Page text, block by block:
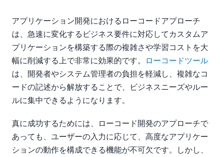
アプリケーション開発におけるローコードアプローチ
は、急速に変化するビジネス要件に対応してカスタムア
プリケーションを構築する際の複雑さや学習コストを大
幅に削減する上で非常に効果的です。
ローコードツール
は、開発者やシステム管理者の負担を軽減し、複雑なコ
ードの記述から解放することで、ビジネスニーズやルー
ルに集中できるようになります。
真に成功するためには、ローコード開発のアプローチで
あっても、ユーザーの入力に応じて、高度なアプリケー
ションの動作を構成できる機能が不可欠です。しかし、